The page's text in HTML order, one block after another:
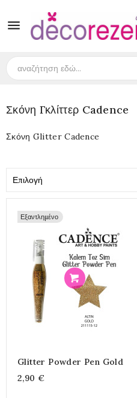

Σκόνη Γκλίττερ Cadence
Σκόνη Glitter Cadence
Επιλογή
Εξαντλημένο
Glitter Powder Pen Gold
2,90 €